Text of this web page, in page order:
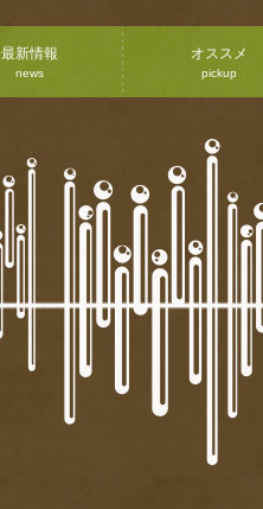
最新情報
news
オススメ
pickup